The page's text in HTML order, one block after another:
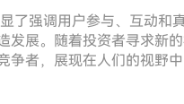
了强调用户参与、互动和
发展。随着投资者寻求新
争者，展现在人们的视野中